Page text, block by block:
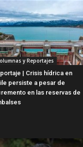
y Reportajes
| Crisis hídrica en
persiste a pesar de
en las reservas de